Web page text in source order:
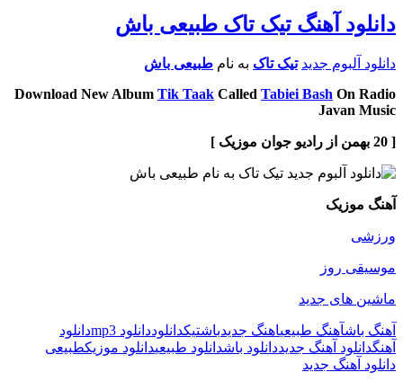
دانلود آهنگ تیک تاک طبیعی باش
دانلود آلبوم جدید تیک تاک به نام طبیعی باش
Download New Album Tik Taak Called Tabiei Bash On Radio
Javan Music
[ 20 بهمن از رادیو جوان موزیک ]
آهنگ موزیک
ورزشی
موسیقی روز
ماشین های جدید
آهنگ باشآهنگ طبیعیاهنگ جدیدباشتیکدانلوددانلود mp3
دانلود
آهنگدانلود آهنگ جدیددانلود باشدانلود طبیعیدانلود موزیکطبیعی
دانلود آهنگ جدید